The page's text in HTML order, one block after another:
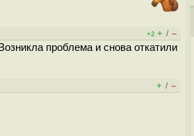
+2 + / –
проблема и снова откатили
+ / –